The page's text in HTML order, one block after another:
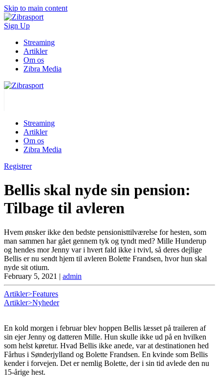
Skip to main content
Sign Up
Streaming
Artikler
Om os
Zibra Media
Streaming
Artikler
Om os
Zibra Media
Registrer
Bellis skal nyde sin pension:
Tilbage til avleren
Hvem ønsker ikke den bedste pensionisttilværelse for hesten, som
man sammen har gået gennem tyk og tyndt med? Mille Hunderup
og hendes mor Jenny var i hvert fald ikke i tvivl, så deres dejlige
Bellis er nu sendt hjem til avleren Bolette Frandsen, hvor hun skal
nyde sit otium.
February 5, 2021 | admin
Artikler>Features
Artikler>Nyheder
En kold morgen i februar blev hoppen Bellis læsset på traileren af
sin ejer Jenny og datteren Mille. Hun skulle ikke ud på en hvilken
som helst køretur. Hvad Bellis ikke anede, var at destinationen hed
Fårhus i Sønderjylland og Bolette Frandsen. En kvinde som Bellis
kender i forvejen. Det er nemlig Bolette, der i sin tid avlede den nu
15-årige hest.